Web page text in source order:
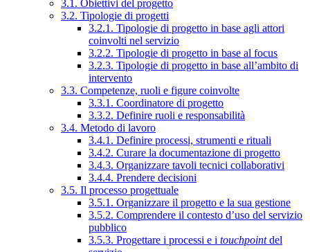
3.1. Obiettivi del progetto
3.2. Tipologie di progetti
3.2.1. Tipologie di progetto in base agli attori
coinvolti nel servizio
3.2.2. Tipologie di progetto in base al focus
3.2.3. Tipologie di progetto in base all’ambito di
intervento
3.3. Competenze, ruoli e figure coinvolte
3.3.1. Coordinatore di progetto
3.3.2. Definire ruoli e responsabilità
3.4. Metodo di lavoro
3.4.1. Definire processi, strumenti e rituali
3.4.2. Curare la documentazione di progetto
3.4.3. Organizzare tavoli tecnici collaborativi
3.4.4. Prendere decisioni
3.5. Il processo progettuale
3.5.1. Organizzare il progetto e la sua gestione
3.5.2. Comprendere il contesto d’uso del servizio
pubblico
3.5.3. Progettare i processi e i touchpointdel